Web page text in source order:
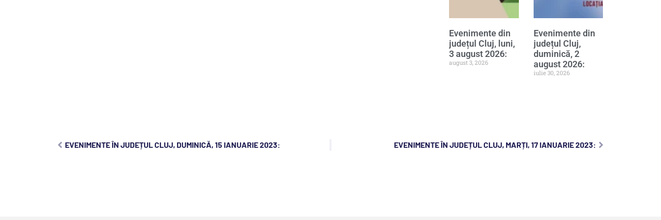
Evenimente din
județul Cluj, luni,
3 august 2026:
august 3, 2026
Evenimente din
județul Cluj,
duminică, 2
august 2026:
iulie 30, 2026
EVENIMENTE ÎN JUDEȚUL CLUJ, DUMINICĂ, 15 IANUARIE 2023: EVENIMENTE ÎN JUDEȚUL CLUJ, MARȚI, 17 IANUARIE 2023: